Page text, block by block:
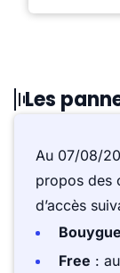
Les
Au 07/08/
propos des
d’accès
Free :